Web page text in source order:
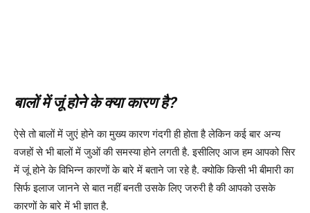
बालों में जूं होने के क्या कारण है?
ऐसे तो बालों में जुएं होने का मुख्य कारण गंदगी ही होता है लेकिन कई बार अन्य
वजहों से भी बालों में जुओं की समस्या होने लगती है. इसीलिए आज हम आपको सिर
में जूं होने के विभिन्न कारणों के बारे में बताने जा रहे है. क्योकि किसी भी बीमारी का
सिर्फ इलाज जानने से बात नहीं बनती उसके लिए जरुरी है की आपको उसके
कारणों के बारे में भी ज्ञात है.